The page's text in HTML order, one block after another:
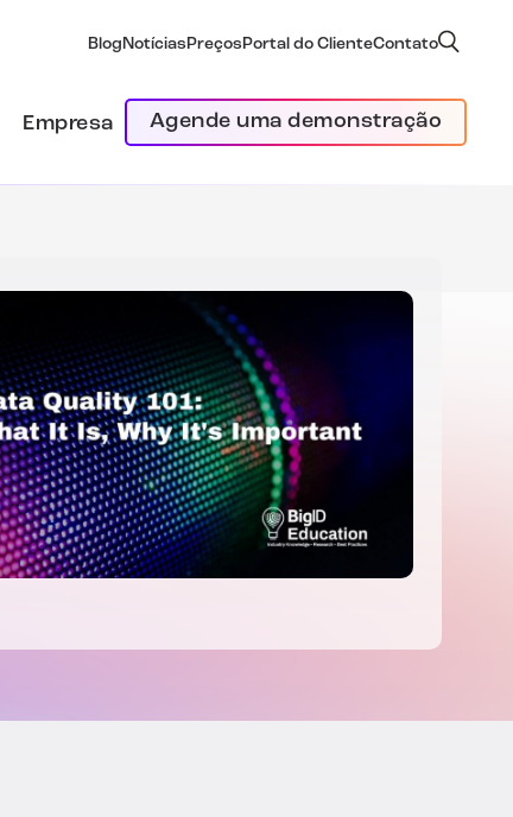
Blog Notícias Preços Portal do ClienteContato
Empresa Agende uma demonstração